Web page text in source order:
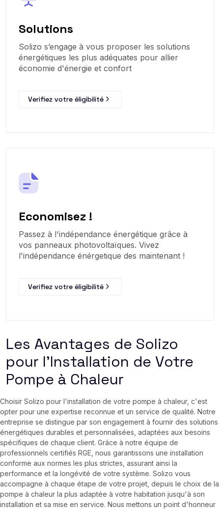
Solutions
Solizo s’engage à vous proposer les solutions
énergétiques les plus adéquates pour allier
économie d'énergie et confort
Verifiez votre éligibilité
Economisez !
Passez à l'indépendance énergétique grâce à
vos panneaux photovoltaïques. Vivez
l'indépendance énérgetique des maintenant !
Verifiez votre éligibilité
Les Avantages de Solizo
pour l'Installation de Votre
Pompe à Chaleur
Choisir Solizo pour l'installation de votre pompe à chaleur, c'est
opter pour une expertise reconnue et un service de qualité. Notre
entreprise se distingue par son engagement à fournir des solutions
énergétiques durables et personnalisées, adaptées aux besoins
spécifiques de chaque client. Grâce à notre équipe de
professionnels certifiés RGE, nous garantissons une installation
conforme aux normes les plus strictes, assurant ainsi la
performance et la longévité de votre système. Solizo vous
accompagne à chaque étape de votre projet, depuis le choix de la
pompe à chaleur la plus adaptée à votre habitation jusqu'à son
installation et sa mise en service. Nous mettons un point d'honneur